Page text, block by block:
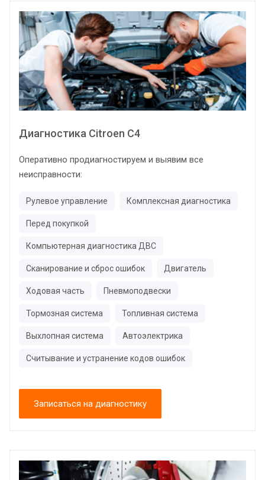
Диагностика Citroen C4
Оперативно продиагностируем и выявим все
неисправности:
Рулевое управление Комплексная диагностика
Перед покупкой
Компьютерная диагностика ДВС
Сканирование и сброс ошибок Двигатель
Ходовая часть Пневмоподвески
Тормозная система Топливная система
Выхлопная система Автоэлектрика
Считывание и устранение кодов ошибок
Записаться на диагностику